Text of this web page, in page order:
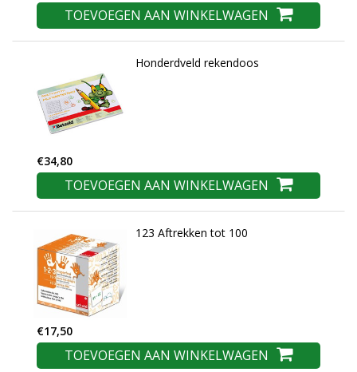
TOEVOEGEN AAN WINKELWAGEN
Honderdveld rekendoos
€34,80
TOEVOEGEN AAN WINKELWAGEN
123 Aftrekken tot 100
€17,50
TOEVOEGEN AAN WINKELWAGEN